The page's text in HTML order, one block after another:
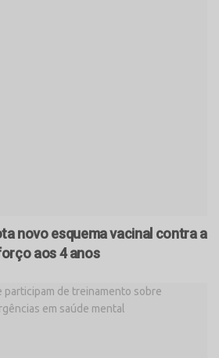
novo esquema vacinal contra a
aos 4 anos